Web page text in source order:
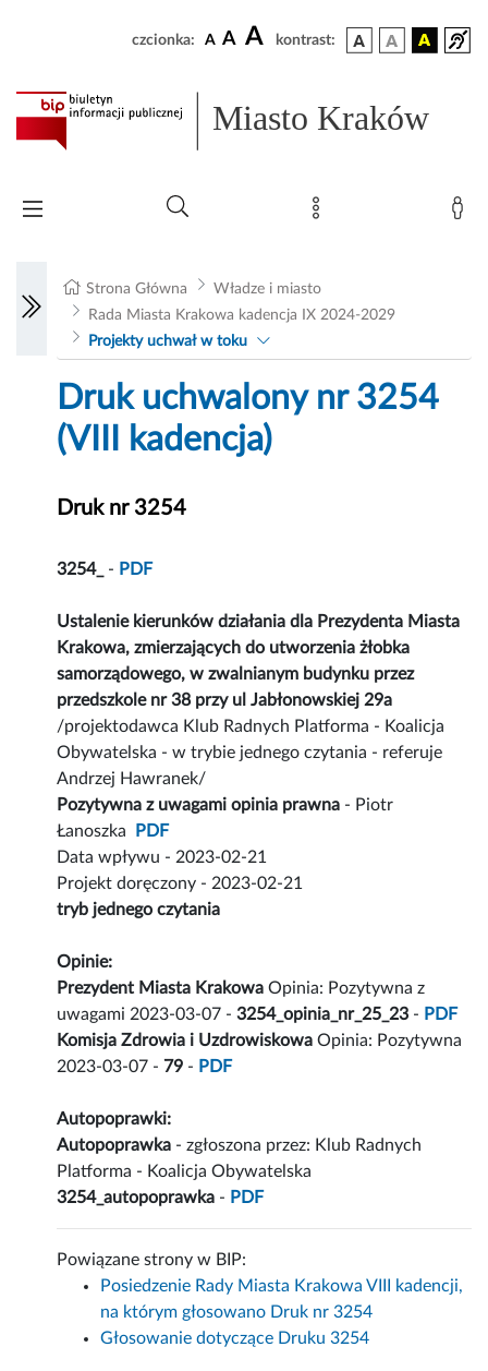
czcionka: A A A kontrast:
Miasto Kraków
Strona Główna
Władze i miasto
Rada Miasta Krakowa kadencja IX 2024-2029
Projekty uchwał w toku
Druk uchwalony nr 3254
(VIII kadencja)
Druk nr 3254
3254_ - PDF
Ustalenie kierunków działania dla Prezydenta Miasta
Krakowa, zmierzających do utworzenia żłobka
samorządowego, w zwalnianym budynku przez
przedszkole nr 38 przy ul Jabłonowskiej 29a
/projektodawca Klub Radnych Platforma - Koalicja
Obywatelska - w trybie jednego czytania - referuje
Andrzej Hawranek/
Pozytywna z uwagami opinia prawna - Piotr
Łanoszka
PDF
Data wpływu - 2023-02-21
Projekt doręczony - 2023-02-21
tryb jednego czytania
Opinie:
Prezydent Miasta Krakowa Opinia: Pozytywna z
uwagami 2023-03-07 -3254_opinia_nr_25_23 - PDF
Komisja Zdrowia i Uzdrowiskowa Opinia: Pozytywna
2023-03-07 - 79 - PDF
Autopoprawki:
Autopoprawka - zgłoszona przez: Klub Radnych
Platforma - Koalicja Obywatelska
3254_autopoprawka - PDF
Powiązane strony w BIP:
Posiedzenie Rady Miasta Krakowa VIII kadencji,
na którym głosowano Druk nr 3254
Głosowanie dotyczące Druku 3254